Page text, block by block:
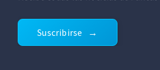
Suscribirse